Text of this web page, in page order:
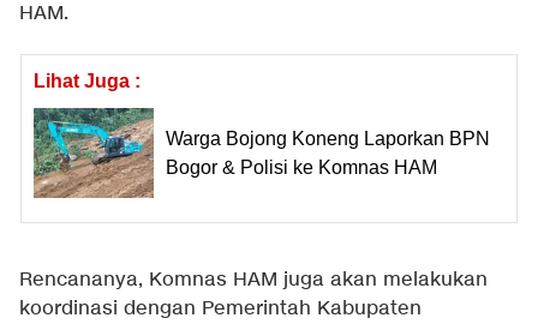
HAM.
Lihat Juga :
Warga Bojong Koneng Laporkan BPN
Bogor & Polisi ke Komnas HAM
Rencananya, Komnas HAM juga akan melakukan
koordinasi dengan Pemerintah Kabupaten